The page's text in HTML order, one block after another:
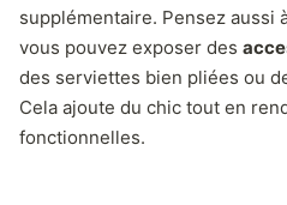
supplémentaire. Pensez aussi
vous pouvez exposer des
des serviettes bien pliées ou
Cela ajoute du chic tout en
fonctionnelles.